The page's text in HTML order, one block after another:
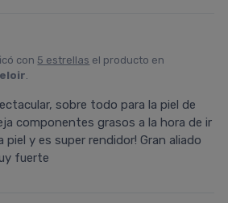
con 5 estrellas el producto en
.
sobre todo para la piel de
componentes grasos a la hora de ir
piel y es super rendidor! Gran aliado
fuerte